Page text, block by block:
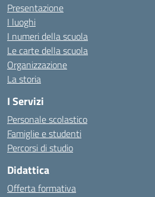
Presentazione
I luoghi
I numeri della scuola
Le carte della scuola
Organizzazione
La storia
I Servizi
Personale scolastico
Famiglie e studenti
Percorsi di studio
Didattica
Offerta formativa